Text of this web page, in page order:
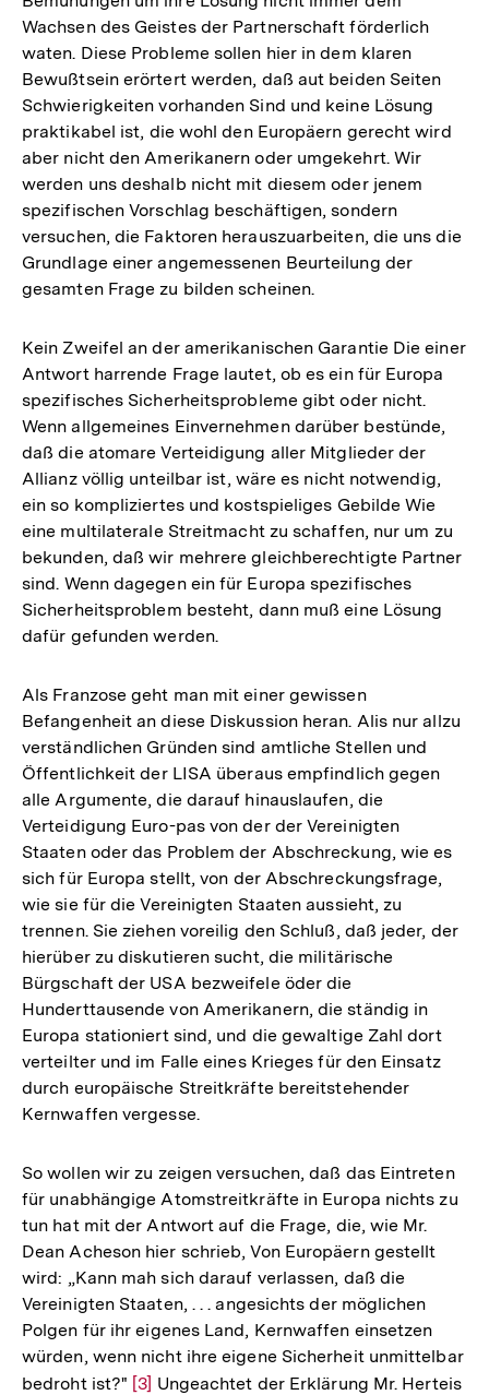
Wachsen des Geistes der Partnerschaft förderlich
waten. Diese Probleme sollen hier in dem klaren
Bewußtsein erörtert werden, daß aut beiden Seiten
Schwierigkeiten vorhanden Sind und keine Lösung
praktikabel ist, die wohl den Europäern gerecht wird
aber nicht den Amerikanern oder umgekehrt. Wir
werden uns deshalb nicht mit diesem oder jenem
spezifischen Vorschlag beschäftigen, sondern
versuchen, die Faktoren herauszuarbeiten, die uns die
Grundlage einer angemessenen Beurteilung der
gesamten Frage zu bilden scheinen.
Kein Zweifel an der amerikanischen Garantie Die einer
Antwort harrende Frage lautet, ob es ein für Europa
spezifisches Sicherheitsprobleme gibt oder nicht.
Wenn allgemeines Einvernehmen darüber bestünde,
daß die atomare Verteidigung aller Mitglieder der
Allianz völlig unteilbar ist, wäre es nicht notwendig,
ein so kompliziertes und kostspieliges Gebilde Wie
eine multilaterale Streitmacht zu schaffen, nur um zu
bekunden, daß wir mehrere gleichberechtigte Partner
sind. Wenn dagegen ein für Europa spezifisches
Sicherheitsproblem besteht, dann muß eine Lösung
dafür gefunden werden.
Als Franzose geht man mit einer gewissen
Befangenheit an diese Diskussion heran. Alis nur allzu
verständlichen Gründen sind amtliche Stellen und
Öffentlichkeit der LISA überaus empfindlich gegen
alle Argumente, die darauf hinauslaufen, die
Verteidigung Euro-pas von der der Vereinigten
Staaten oder das Problem der Abschreckung, wie es
sich für Europa stellt, von der Abschreckungsfrage,
wie sie für die Vereinigten Staaten aussieht, zu
trennen. Sie ziehen voreilig den Schluß, daß jeder, der
hierüber zu diskutieren sucht, die militärische
Bürgschaft der USA bezweifele öder die
Hunderttausende von Amerikanern, die ständig in
Europa stationiert sind, und die gewaltige Zahl dort
verteilter und im Falle eines Krieges für den Einsatz
durch europäische Streitkräfte bereitstehender
Kernwaffen vergesse.
So wollen wir zu zeigen versuchen, daß das Eintreten
für unabhängige Atomstreitkräfte in Europa nichts zu
tun hat mit der Antwort auf die Frage, die, wie Mr.
Dean Acheson hier schrieb, Von Europäern gestellt
wird: „Kann mah sich darauf verlassen, daß die
Vereinigten Staaten, . . . angesichts der möglichen
Polgen für ihr eigenes Land, Kernwaffen einsetzen
würden, wenn nicht ihre eigene Sicherheit unmittelbar
bedroht ist?" Zur
[3] Ungeachtet der Erklärung Mr. Herteis